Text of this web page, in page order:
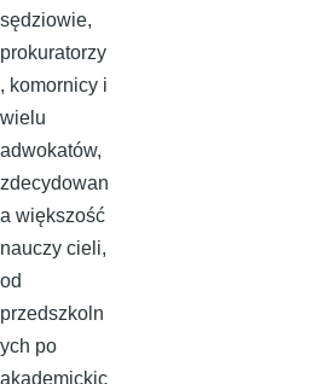
sędziowie,
prokuratorzy
, komornicy i
wielu
adwokatów,
zdecydowan
a większość
nauczy cieli,
od
przedszkoln
ych po
akademickic